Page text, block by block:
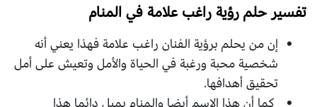
تفسير حلم رؤية راغب علامة في المنام
إن من يحلم برؤية الفنان راغب علامة فهذا يعني أنه
شخصية محبة ورغبة في الحياة والأمل وتعيش على أمل
تحقيق أهدافها.
كما أن هذا الاسم أيضا والمنام يميل دائما هذا